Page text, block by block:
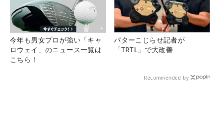
今年も男女プロが強い「キャ
ロウェイ」のニュース一覧は
こちら！
パターこじらせ記者が
「TRTL」で大改善
Recommended by